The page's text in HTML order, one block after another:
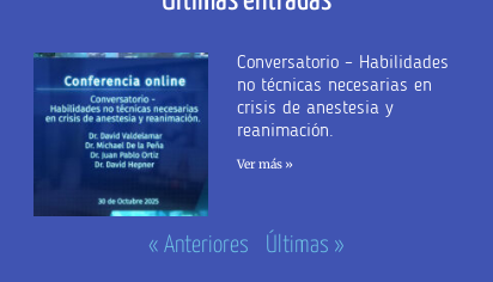
Conversatorio – Habilidades
no técnicas necesarias en
crisis de anestesia y
reanimación.
Ver más »
« Anteriores Últimas »